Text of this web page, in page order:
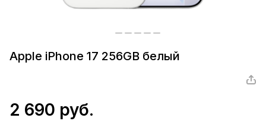
Apple iPhone 17 256GB белый
2 690 руб.